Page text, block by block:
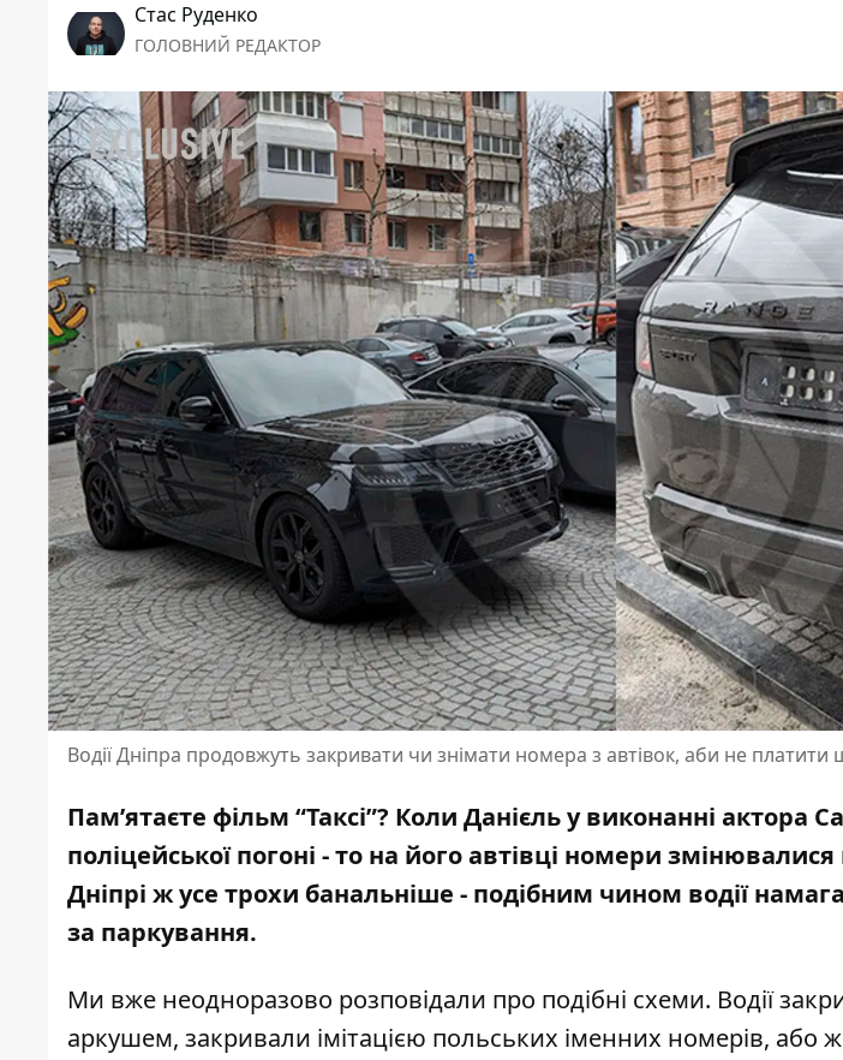
Стас Руденко
ГОЛОВНИЙ РЕДАКТОР
Водії Дніпра продовжуть закривати чи знімати номера з автівок, аби не
Пам’ятаєте фільм “Таксі”? Коли Данієль у виконанні актора
поліцейської погоні - то на його автівці номери
Дніпрі ж усе трохи банальніше - подібним чином водії
за паркування.
Ми вже неодноразово розповідали про подібні схеми. Водії
аркушем, закривали імітацією польських іменних номерів, або